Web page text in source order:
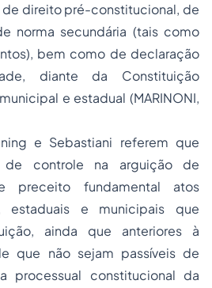
de direito pré-constitucional, de
norma secundária (tais como
bem como de declaração
diante da Constituição
e estadual (MARINONI,
e Sebastiani referem que
controle na arguição de
preceito fundamental atos
estaduais e municipais que
ainda que anteriores à
que não sejam passíveis de
processual constitucional da